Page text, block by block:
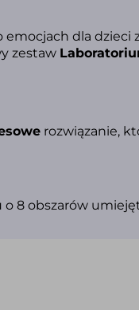
emocjach dla
zestaw
rozwiązanie,
o 8 obszarów